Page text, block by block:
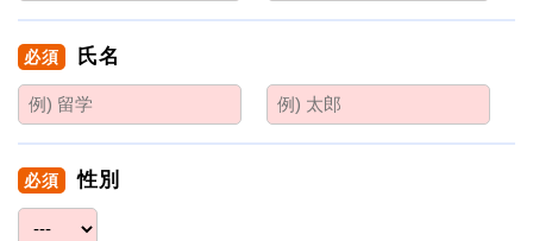
必須 氏名
必須 性別